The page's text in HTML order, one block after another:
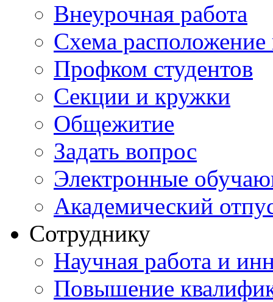
Внеурочная работа
Схема расположение
Профком студентов
Секции и кружки
Общежитие
Задать вопрос
Электронные
Академический
Сотруднику
Научная работа и
Повышение